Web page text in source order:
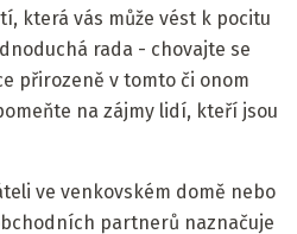
která vás může vést k pocitu
rada - chovajte se
přirozeně v tomto či onom
na zájmy lidí, kteří jsou
ve venkovském domě nebo
partnerů naznačuje